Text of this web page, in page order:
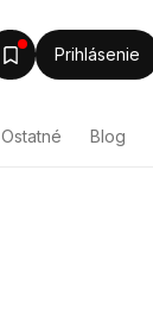
Prihlásenie
Ostatné Blog